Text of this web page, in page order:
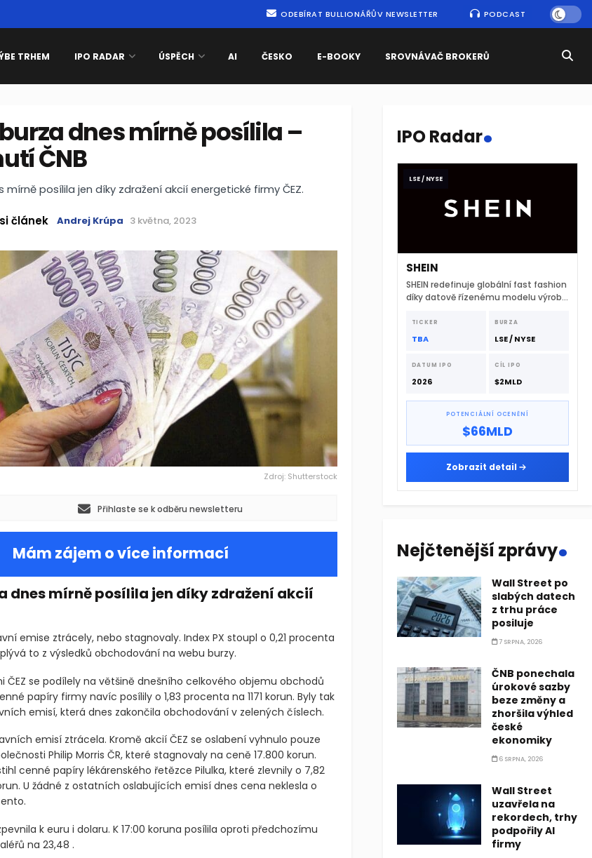
ODEBÍRAT BULLIONÁŘŮV NEWSLETTER PODCAST
TRHEM IPO RADAR ÚSPĚCH AI ČESKO E-BOOKY SROVNÁVAČ BROKERŮ
dnes mírně posílila –
ČNB
mírně posílila jen díky zdražení akcií energetické firmy ČEZ.
článek Andrej Krúpa 3 května, 2023
Zdroj: Shutterstock
Přihlaste se k odběru newsletteru
Mám zájem o více informací
dnes mírně posílila jen díky zdražení akcií
emise ztrácely, nebo stagnovaly. Index PX stoupl o 0,21 procenta
to z výsledků obchodování na webu burzy.
ČEZ se podílely na většině dnešního celkového objemu obchodů
papíry firmy navíc posílily o 1,83 procenta na 1171 korun. Byly tak
emisí, která dnes zakončila obchodování v zelených číslech.
emisí ztrácela. Kromě akcií ČEZ se oslabení vyhnulo pouze
Philip Morris ČR, které stagnovaly na ceně 17.800 korun.
cenné papíry lékárenského řetězce Pilulka, které zlevnily o 7,82
U žádné z ostatních oslabujících emisí dnes cena neklesla o
k euru i dolaru. K 17:00 koruna posílila oproti předchozímu
na 23,48 .
IPO Radar.
LSE / NYSE
SHEIN
SHEIN redefinuje globální fast fashion
díky datově řízenému modelu výroby
dodavatelskému řetězci.
TICKER
TBA
BURZA
LSE / NYSE
DATUM IPO
2026
CÍL IPO
$2MLD
POTENCIÁLNÍ OCENĚNÍ
$66MLD
Zobrazit detail
Nejčtenější zprávy.
Wall Street po
slabých datech
z trhu práce
posiluje
7 SRPNA, 2026
ČNB ponechala
úrokové sazby
beze změny a
zhoršila výhled
české
ekonomiky
6 SRPNA, 2026
Wall Street
uzavřela na
rekordech, trhy
podpořily AI
firmy